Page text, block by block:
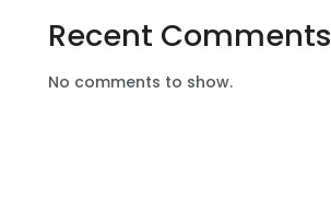
Recent Comments
No comments to show.